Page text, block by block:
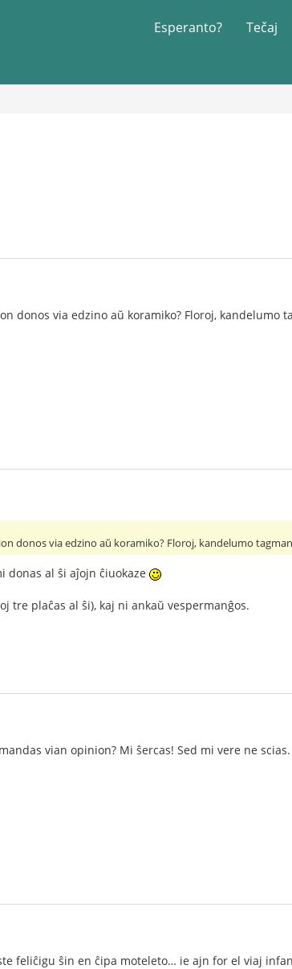
Esperanto? Tečaj
donos via edzino aŭ koramiko? Floroj, kandelumo
donos via edzino aŭ koramiko? Floroj, kandelumo
donas al ŝi aĵojn ĉiuokaze
tre plaĉas al ŝi), kaj ni ankaŭ vespermanĝos.
vian opinion? Mi ŝercas! Sed mi vere ne
feliĉigu ŝin en ĉipa moteleto… ie ajn for el viaj